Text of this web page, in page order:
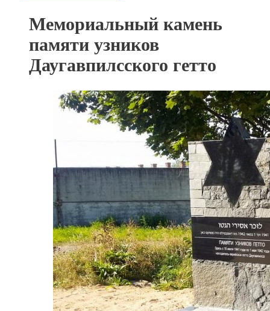
Мемориальный камень
памяти узников
Даугавпилсского гетто